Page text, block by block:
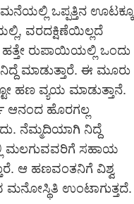
ಒಪ್ಪತ್ತಿನ ಊಟಕ್ಕೂ
ವರದಕ್ಷಿಣೆಯಿಲ್ಲದೆ
ರುಪಾಯಿಯಲ್ಲಿ ಒಂದು
ಮಾಡುತ್ತಾರೆ. ಈ ಮೂರು
ಹಣ ವ್ಯಯ ಮಾಡುತ್ತಾನೆ.
ಆನಂದ ಹೊರಗಲ್ಲ
ನೆಮ್ಮದಿಯಾಗಿ ನಿದ್ದೆ
ಮಲಗುವವರಿಗೆ ಸಹಾಯ
ಆ ಹಣವಂತನಿಗೆ ವಿಶ್ವ
ಉಂಟಾಗುತ್ತದೆ.